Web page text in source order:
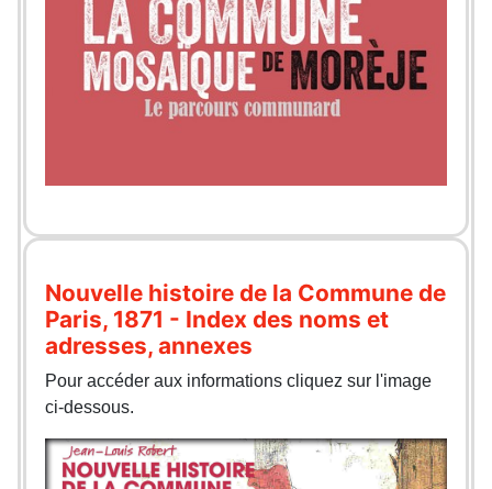
Nouvelle histoire de la Commune de
Paris, 1871 - Index des noms et
adresses, annexes
Pour accéder aux informations cliquez sur l'image
ci-dessous.